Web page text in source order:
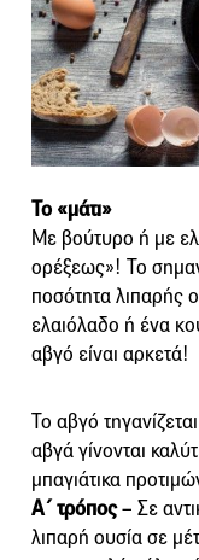
Το «μάτι»
Με βούτυρο ή με
ορέξεως»! Το
ποσότητα λιπαρής
ελαιόλαδο ή ένα
αβγό είναι αρκετά!
Το αβγό
αβγά γίνονται
μπαγιάτικα
Α΄ τρόπος– Σε
λιπαρή ουσία σε